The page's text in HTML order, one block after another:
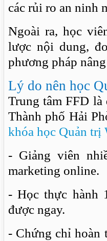
các rủi ro an ninh
Ngoài ra, học
lược nội dung,
phương pháp
Lý do nên học
Trung tâm FFD
Thành phố Hải
khóa học Quản trị
- Giảng viên
marketing online.
- Học thực hành
được ngay.
- Chứng chỉ hoàn